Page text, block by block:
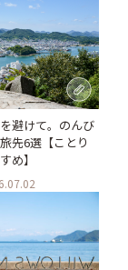
避けて。のんび
先6選【ことり
め】